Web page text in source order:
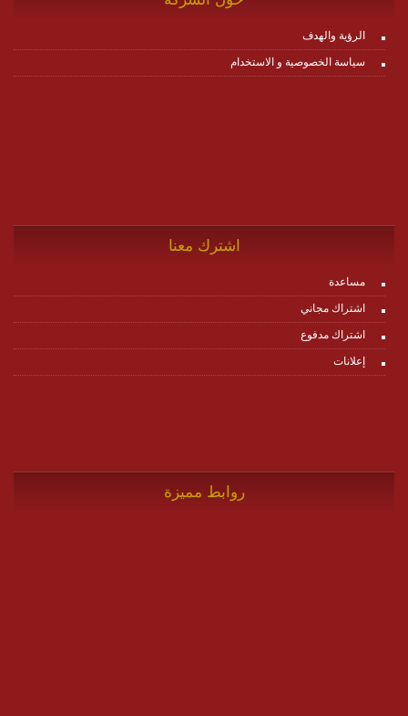
الرؤية والهدف
سياسة الخصوصية و الاستخدام
اشترك معنا
مساعدة
اشتراك مجاني
اشتراك مدفوع
إعلانات
روابط مميزة